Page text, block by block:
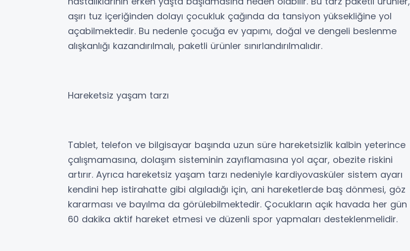
aşırı tuz içeriğinden dolayı çocukluk çağında da tansiyon yüksekliğine yol
açabilmektedir. Bu nedenle çocuğa ev yapımı, doğal ve dengeli beslenme
alışkanlığı kazandırılmalı, paketli ürünler sınırlandırılmalıdır.
Hareketsiz yaşam tarzı
Tablet, telefon ve bilgisayar başında uzun süre hareketsizlik kalbin yeterince
çalışmamasına, dolaşım sisteminin zayıflamasına yol açar, obezite riskini
artırır. Ayrıca hareketsiz yaşam tarzı nedeniyle kardiyovasküler sistem ayarı
kendini hep istirahatte gibi algıladığı için, ani hareketlerde baş dönmesi, göz
kararması ve bayılma da görülebilmektedir. Çocukların açık havada her gün
60 dakika aktif hareket etmesi ve düzenli spor yapmaları desteklenmelidir.